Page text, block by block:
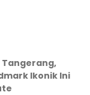
Tangerang,
Ikonik Ini